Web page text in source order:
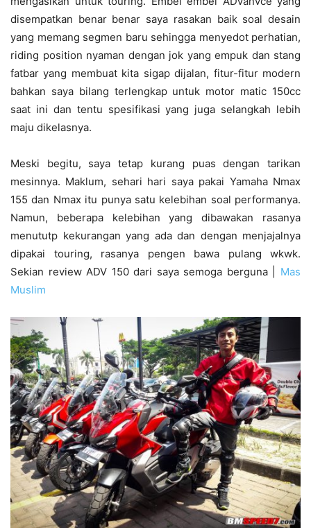
disempatkan benar benar saya rasakan baik soal desain
yang memang segmen baru sehingga menyedot perhatian,
riding position nyaman dengan jok yang empuk dan stang
fatbar yang membuat kita sigap dijalan, fitur-fitur modern
bahkan saya bilang terlengkap untuk motor matic 150cc
saat ini dan tentu spesifikasi yang juga selangkah lebih
maju dikelasnya.
Meski begitu, saya tetap kurang puas dengan tarikan
mesinnya. Maklum, sehari hari saya pakai Yamaha Nmax
155 dan Nmax itu punya satu kelebihan soal performanya.
Namun, beberapa kelebihan yang dibawakan rasanya
menututp kekurangan yang ada dan dengan menjajalnya
dipakai touring, rasanya pengen bawa pulang wkwk.
Sekian review ADV 150 dari saya semoga berguna |
Mas
Muslim